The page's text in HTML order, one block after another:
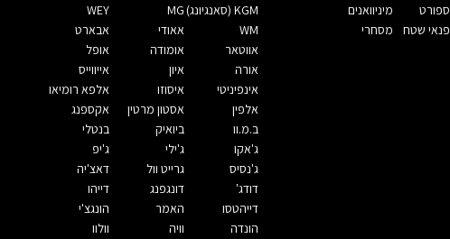
ספורט
פנאי שטח
מיניוואנים
מסחרי
KGM (סאנגיונג)
MG
WEY
WM
אאודי
אבארט
אווטאר
אומודה
אופל
אורה
איון
אייווייס
אינפיניטי
איסוזו
אלפא רומיאו
אלפין
אסטון מרטין
אקספנג
ב.מ.וו
ביואיק
בנטלי
ג'אקו
ג'ילי
ג'יפ
ג'נסיס
גרייט וול
דאצ'יה
דודג'
דונגפנג
דייהו
דייהטסו
האמר
הונגצ'י
הונדה
וויה
וולוו